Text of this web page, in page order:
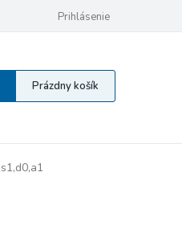
Vyhlásenie o prístupnosti
Prihlásenie
Nákupný
košík
Prázdny košík